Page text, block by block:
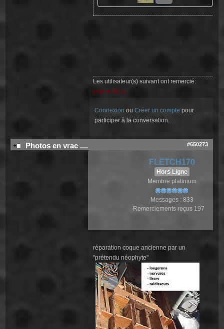
Les utilisateur(s) suivant ont remercié:
jmpneuboat
Connexion ouCréer un compte pour
participer à la conversation.
Photos en vrac .... #650273
FLETCH170
Hors Ligne
Membre platinium
Messages : 833
Remerciements reçus 197
réparation coque ancienne par un
"prétendu néophyte"